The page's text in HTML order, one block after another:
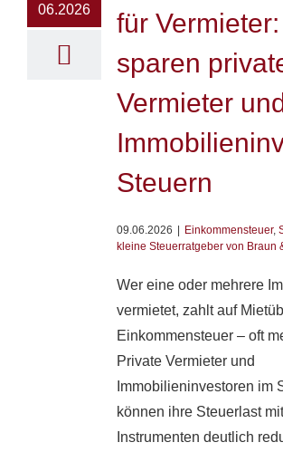
06.2026
für
sparen
Vermieter
Steuern
09.06.2026 | Einkommensteuer,
kleine Steuerratgeber von Braun
Wer eine oder mehrere
vermietet, zahlt auf
Einkommensteuer – oft
Private Vermieter und
Immobilieninvestoren im
können ihre Steuerlast
Instrumenten deutlich